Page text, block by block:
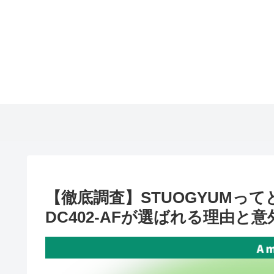
【徹底調査】STUOGYUMっ
DC402-AFが選ばれる理由と意